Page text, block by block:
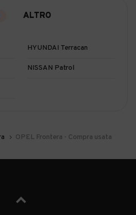
ALTRO
HYUNDAI Terracan
NISSAN Patrol
OPEL Frontera - Compra usata